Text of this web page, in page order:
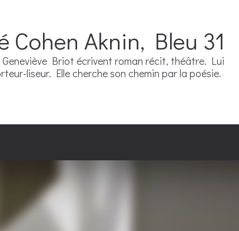
Cohen Aknin, Bleu 31
Briot écrivent roman récit, théâtre. Lui
liseur. Elle cherche son chemin par la poésie.